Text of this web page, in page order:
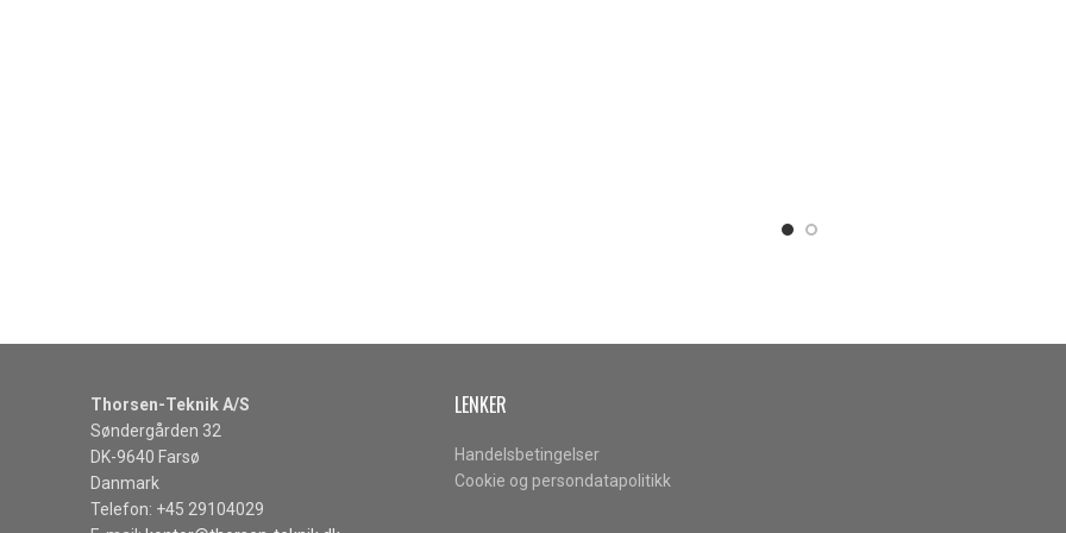
Thorsen-Teknik A/S
Søndergården 32
DK-9640 Farsø
Danmark
Telefon: +45 29104029
LENKER
Handelsbetingelser
Cookie og persondatapolitikk